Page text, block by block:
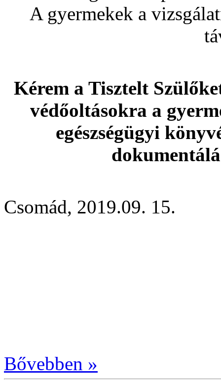
A gyermekek a
Kérem a Tisztelt
védőoltásokra a
egészségügyi
Csomád, 2019.09. 15.
Bővebben »